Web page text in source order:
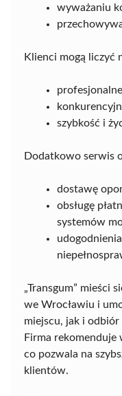
wyważaniu
Klienci mogą liczyć
szybkość i
Dodatkowo serwis
dostawę
obsługę
systemów
„Transgum” mieści
we Wrocławiu i
miejscu, jak i odbiór
Firma rekomenduje
co pozwala na
klientów.